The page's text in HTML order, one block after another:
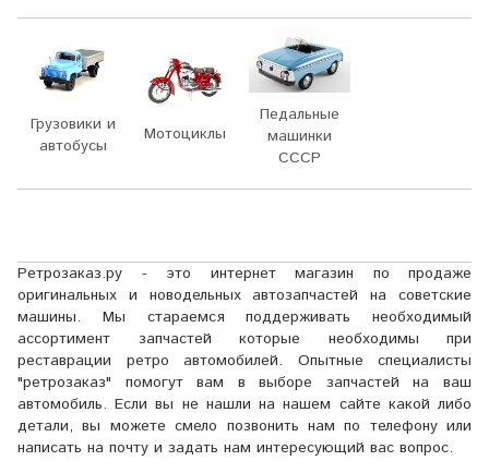
Грузовики и
автобусы
Мотоциклы
Педальные
машинки
СССР
Ретрозаказ.ру - это интернет магазин по продаже
оригинальных и новодельных автозапчастей на советские
машины. Мы стараемся поддерживать необходимый
ассортимент запчастей которые необходимы при
реставрации ретро автомобилей. Опытные специалисты
"ретрозаказ" помогут вам в выборе запчастей на ваш
автомобиль. Если вы не нашли на нашем сайте какой либо
детали, вы можете смело позвонить нам по телефону или
написать на почту и задать нам интересующий вас вопрос.